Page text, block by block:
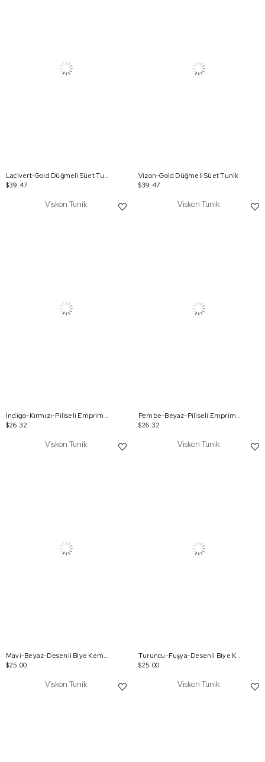
Lacivert-Gold Düğmeli Süet Tunik
$39.47
Vizon-Gold Düğmeli Süet Tunik
$39.47
Viskon Tunik
İndigo-Kırmızı-Piliseli Emprime Desenli Rahat Kalıp Tunik
$26.32
Viskon Tunik
Pembe-Beyaz-Piliseli Emprime Desenli Rahat Kalıp Tunik
$26.32
Viskon Tunik
Mavi-Beyaz-Desenli Biye Kemerli Rahat Piliseli Tunik
$25.00
Viskon Tunik
Turuncu-Fuşya-Desenli Biye Kemerli Rahat Piliseli Tunik
$25.00
Viskon Tunik Viskon Tunik